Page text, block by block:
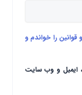
قوانین را خواندم و
ایمیل و وب سایت